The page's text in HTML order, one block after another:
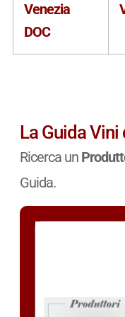
Venezia
DOC
La Guida
Ricerca un
Guida.